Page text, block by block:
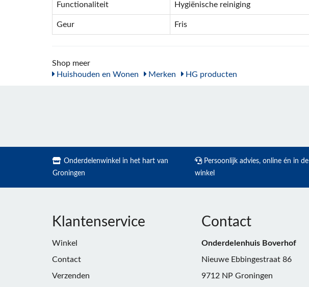
Functionaliteit Hygiënische reiniging
Geur Fris
Shop meer
Huishouden en Wonen
Merken HG producten
Onderdelenwinkel in het hart van
Groningen
Persoonlijk advies, online én in de
winkel
Klantenservice
Winkel
Contact
Verzenden
Contact
Onderdelenhuis Boverhof
Nieuwe Ebbingestraat 86
9712 NP Groningen